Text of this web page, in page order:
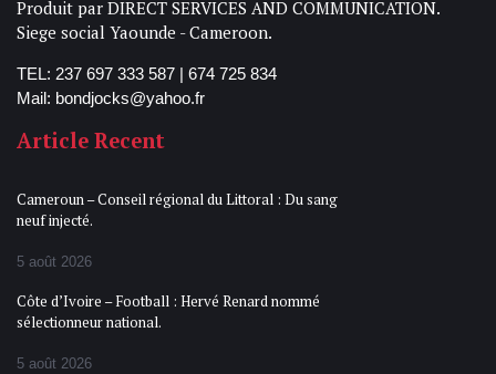
Produit par DIRECT SERVICES AND COMMUNICATION.
Siege social Yaounde - Cameroon.
TEL: 237 697 333 587 | 674 725 834
Mail: bondjocks@yahoo.fr
Article Recent
Cameroun – Conseil régional du Littoral : Du sang
neuf injecté.
5 août 2026
Côte d’Ivoire – Football : Hervé Renard nommé
sélectionneur national.
5 août 2026